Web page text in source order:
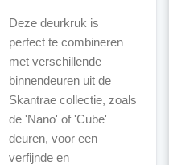
Deze deurkruk is
perfect te combineren
met verschillende
binnendeuren uit de
Skantrae collectie, zoals
de 'Nano' of 'Cube'
deuren, voor een
verfijnde en